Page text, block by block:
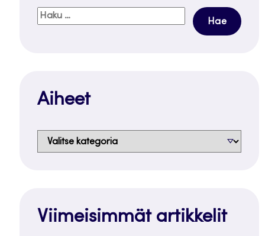
Haku:
Aiheet
Aiheet
Viimeisimmät artikkelit